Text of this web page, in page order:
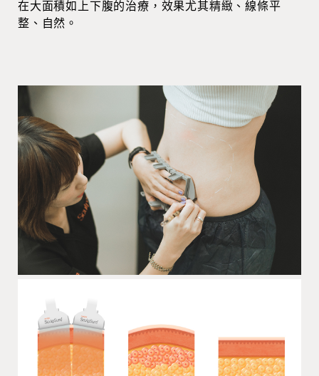
在大面積如上下腹的治療，效果尤其精緻、線條平
整、自然。